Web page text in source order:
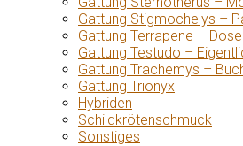
Gattung Stigmochelys –
Gattung Terrapene –
Gattung Testudo –
Gattung Trachemys –
Gattung Trionyx
Hybriden
Schildkrötenschmuck
Sonstiges